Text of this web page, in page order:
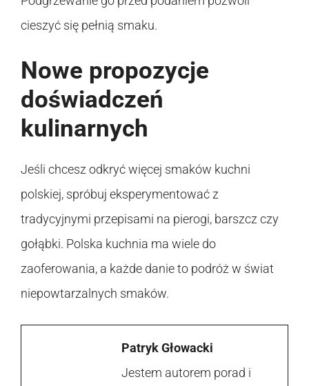
cieszyć się pełnią smaku.
Nowe propozycje
doświadczeń
kulinarnych
Jeśli chcesz odkryć więcej smaków kuchni
polskiej, spróbuj eksperymentować z
tradycyjnymi przepisami na pierogi, barszcz czy
gołąbki. Polska kuchnia ma wiele do
zaoferowania, a każde danie to podróż w świat
niepowtarzalnych smaków.
Patryk Głowacki
Jestem autorem porad i